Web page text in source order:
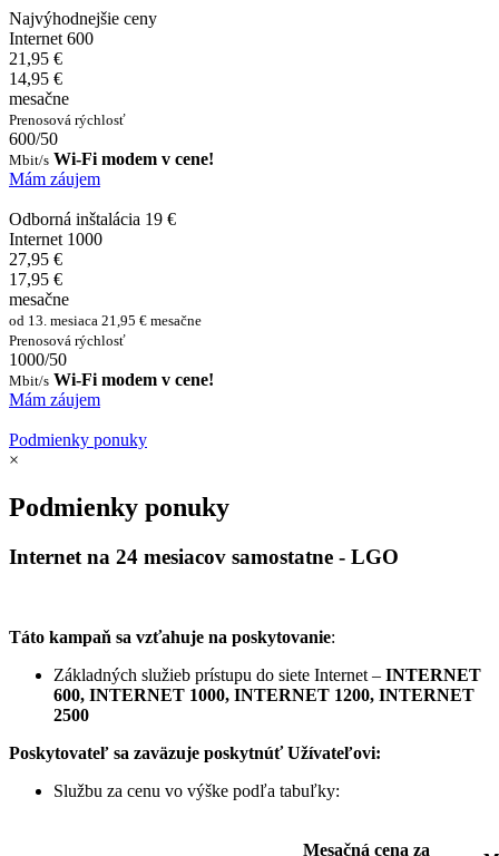
Najvýhodnejšie ceny
Internet 600
21,95 €
14,95 €
mesačne
Prenosová rýchlosť
600/50
Mbit/s Wi-Fi modem v cene!
Mám záujem
Odborná inštalácia 19 €
Internet 1000
27,95 €
17,95 €
mesačne
od 13. mesiaca 21,95 € mesačne
Prenosová rýchlosť
1000/50
Mbit/s Wi-Fi modem v cene!
Mám záujem
Podmienky ponuky
×
Podmienky ponuky
Internet na 24 mesiacov samostatne - LGO
Táto kampaň sa vzťahuje na poskytovanie:
Základných služieb prístupu do siete Internet – INTERNET
600, INTERNET 1000, INTERNET 1200, INTERNET
2500
Poskytovateľ sa zaväzuje poskytnúť Užívateľovi:
Službu za cenu vo výške podľa tabuľky:
Mesačná cena za